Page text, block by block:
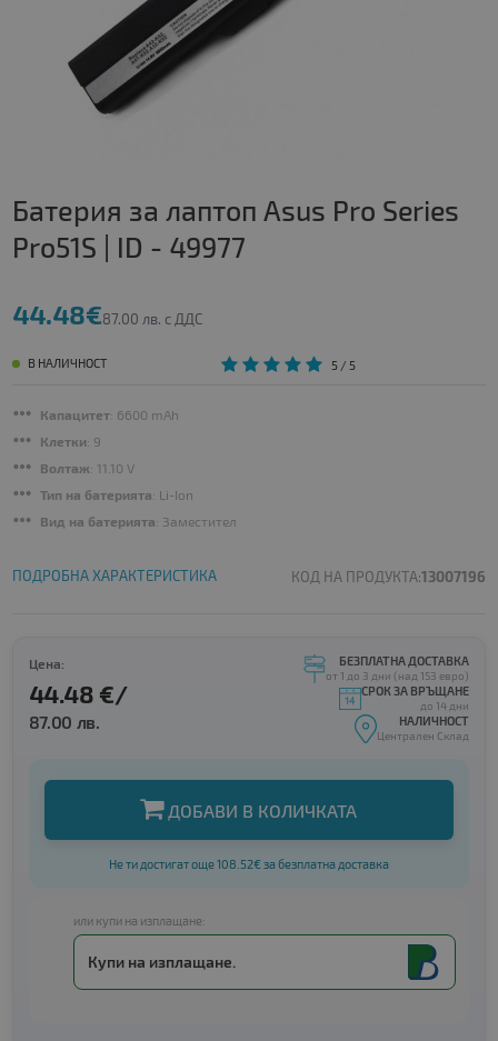
Батерия за лаптоп Asus Pro Series
Pro51S | ID - 49977
44.48€87.00 лв. с ДДС
В НАЛИЧНОСТ 5/ 5
Капацитет: 6600 mAh
Клетки: 9
Волтаж: 11.10 V
Тип на батерията: Li-Ion
Вид на батерията: Заместител
ПОДРОБНА ХАРАКТЕРИСТИКА КОД НА ПРОДУКТА:13007196
Цена:
44.48 €/
87.00 лв.
БЕЗПЛАТНА ДОСТАВКА
от 1 до 3 дни (над 153 евро)
СРОК ЗА ВРЪЩАНЕ
до 14 дни
НАЛИЧНОСТ
Централен Склад
ДОБАВИ В КОЛИЧКАТА
Не ти достигат още 108.52€ за безплатна доставка
или купи на изплащане:
Купи на изплащане.